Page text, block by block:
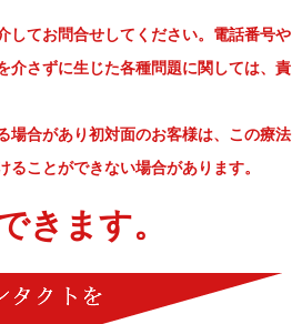
してお問合せしてください。電話番号や
介さずに生じた各種問題に関しては、責
場合があり初対面のお客様は、この療法
ことができない場合があります。
きます。